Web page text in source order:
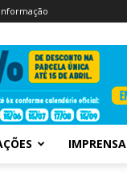
IMPRENSA